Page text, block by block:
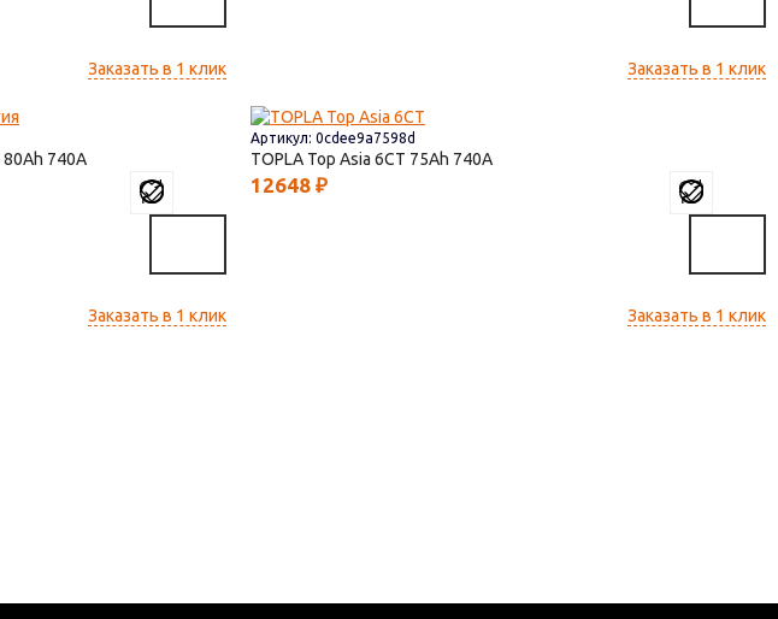
Заказать в 1 клик Заказать в 1 клик
80 740
Заказать в 1 клик
Артикул: 0cdee9a7598d
TOPLA Top Asia 6СТ 75 740
12648 ₽
Заказать в 1 клик